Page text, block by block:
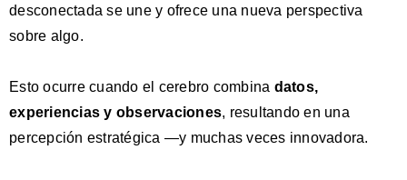
desconectada se une y ofrece una nueva perspectiva
sobre algo.
Esto ocurre cuando el cerebro combina datos,
experienciasy observaciones, resultando en una
percepción estratégica —y muchas veces innovadora.